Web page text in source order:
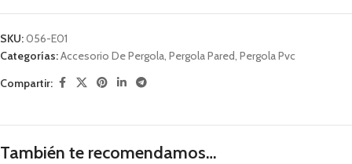
SKU:056-E01
Categorías:Accesorio De Pergola, Pergola Pared, Pergola Pvc
Compartir:
También te recomendamos…